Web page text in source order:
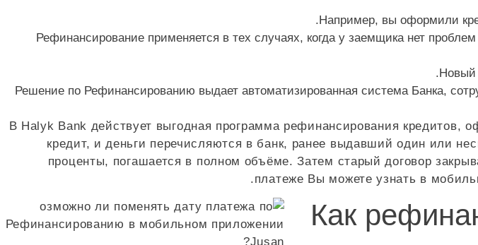
Например, вы оформили
Рефинансирование применяется в тех случаях, когда у заемщика нет
Новый
Решение по Рефинансированию выдает автоматизированная система Банка,
В Halyk Bank действует выгодная программа рефинансирования
кредит, и деньги перечисляются в банк, ранее выдавший один или
проценты, погашается в полном объёме. Затем старый договор
платеже Вы можете узнать в
Как